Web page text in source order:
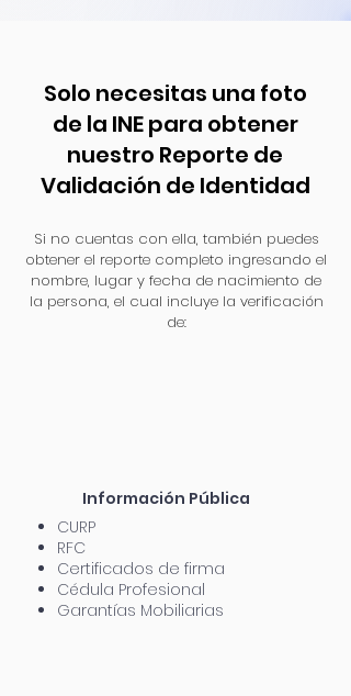
Solo necesitas una foto
de la INE para obtener
nuestro Reporte de
Validación de Identidad
Información Pública
CURP
RFC
Certificados de firma
Cédula Profesional
Garantías Mobiliarias
Si no cuentas con ella, también puedes
obtener el reporte completo ingresando el
nombre, lugar y fecha de nacimiento de
la persona, el cual incluye la verificación
de: